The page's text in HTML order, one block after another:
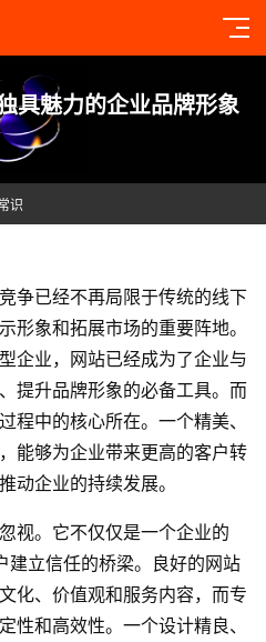
具魅力的企业品牌形象
识
争已经不再局限于传统的线下
形象和拓展市场的重要阵地。
企业，网站已经成为了企业与
提升品牌形象的必备工具。而
程中的核心所在。一个精美、
能够为企业带来更高的客户转
动企业的持续发展。
视。它不仅仅是一个企业的
建立信任的桥梁。良好的网站
化、价值观和服务内容，而专
性和高效性。一个设计精良、